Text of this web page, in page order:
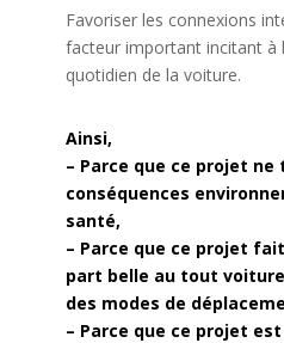
Favoriser les connexions
facteur important incitant à
quotidien de la voiture.
Ainsi,
– Parce que ce projet
conséquences
santé,
– Parce que ce projet
part belle au tout
des modes de
– Parce que ce projet